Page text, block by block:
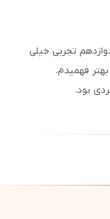
تجربی خیلی
فهمیدم.
بود.